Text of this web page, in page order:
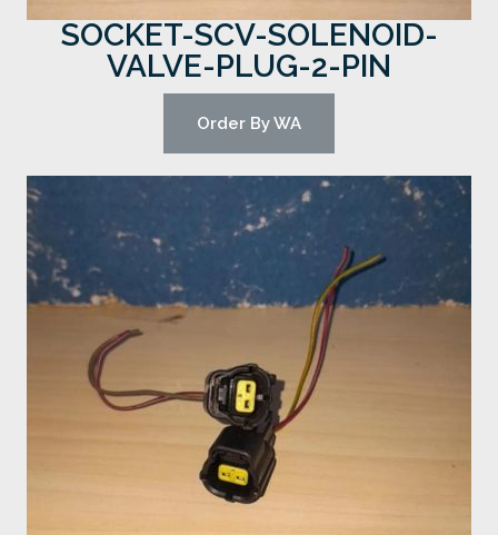
SOCKET-SCV-SOLENOID-
VALVE-PLUG-2-PIN
Order By WA